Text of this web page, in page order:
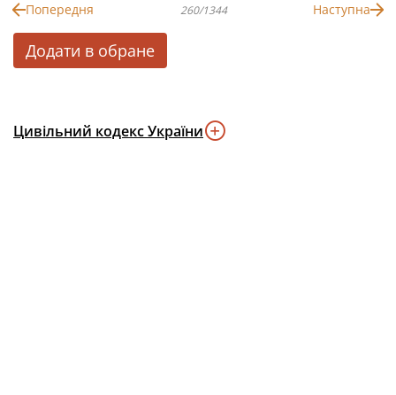
Попередня 260/1344 Наступна
Додати в обране
Цивільний кодекс України